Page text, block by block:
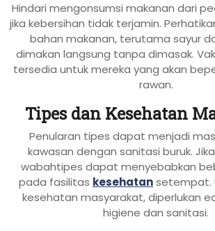
Hindari mengonsumsi makanan dari
jika kebersihan tidak terjamin.
bahan makanan, terutama sayur
dimakan langsung tanpa dimasak.
tersedia untuk mereka yang akan
rawan.
Tipes dan Kesehatan
Penularan tipes dapat menjadi
kawasan dengan sanitasi buruk.
wabahtipes dapat menyebabkan
pada fasilitas kesehatansetempat.
kesehatan masyarakat, diperlukan
higiene dan sanitasi.